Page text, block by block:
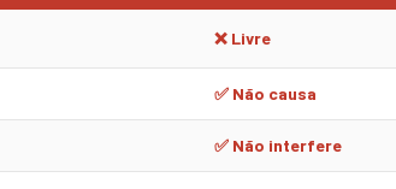
❌ Livre
✅ Não causa
✅ Não interfere